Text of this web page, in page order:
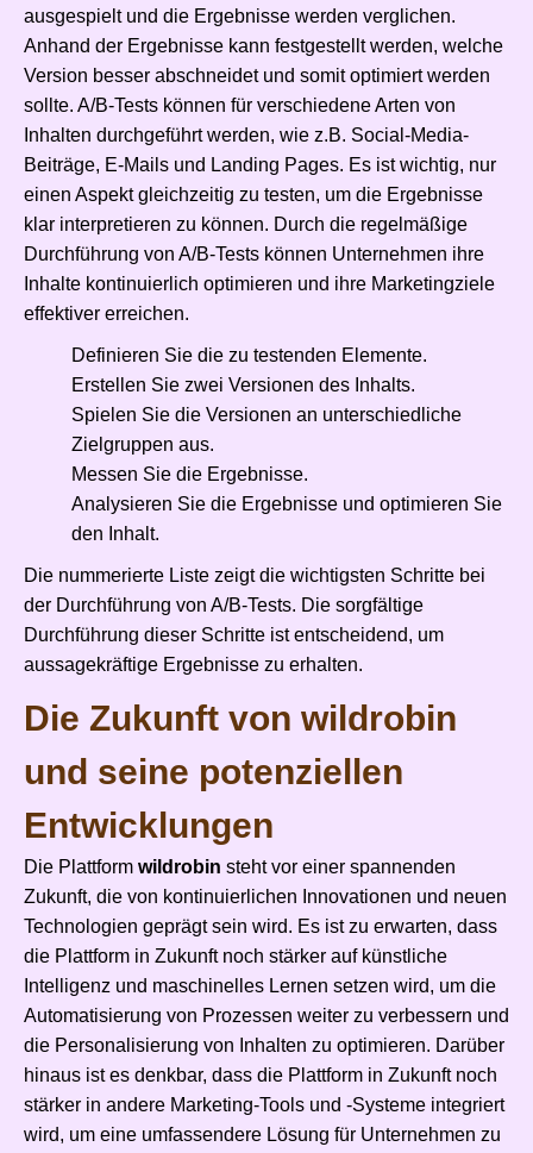
ausgespielt und die Ergebnisse werden verglichen.
Anhand der Ergebnisse kann festgestellt werden, welche
Version besser abschneidet und somit optimiert werden
sollte. A/B-Tests können für verschiedene Arten von
Inhalten durchgeführt werden, wie z.B. Social-Media-
Beiträge, E-Mails und Landing Pages. Es ist wichtig, nur
einen Aspekt gleichzeitig zu testen, um die Ergebnisse
klar interpretieren zu können. Durch die regelmäßige
Durchführung von A/B-Tests können Unternehmen ihre
Inhalte kontinuierlich optimieren und ihre Marketingziele
effektiver erreichen.
Definieren Sie die zu testenden Elemente.
Erstellen Sie zwei Versionen des Inhalts.
Spielen Sie die Versionen an unterschiedliche
Zielgruppen aus.
Messen Sie die Ergebnisse.
Analysieren Sie die Ergebnisse und optimieren Sie
den Inhalt.
Die nummerierte Liste zeigt die wichtigsten Schritte bei
der Durchführung von A/B-Tests. Die sorgfältige
Durchführung dieser Schritte ist entscheidend, um
aussagekräftige Ergebnisse zu erhalten.
Die Zukunft von wildrobin
und seine potenziellen
Entwicklungen
Die Plattform wildrobin steht vor einer spannenden
Zukunft, die von kontinuierlichen Innovationen und neuen
Technologien geprägt sein wird. Es ist zu erwarten, dass
die Plattform in Zukunft noch stärker auf künstliche
Intelligenz und maschinelles Lernen setzen wird, um die
Automatisierung von Prozessen weiter zu verbessern und
die Personalisierung von Inhalten zu optimieren. Darüber
hinaus ist es denkbar, dass die Plattform in Zukunft noch
stärker in andere Marketing-Tools und -Systeme integriert
wird, um eine umfassendere Lösung für Unternehmen zu